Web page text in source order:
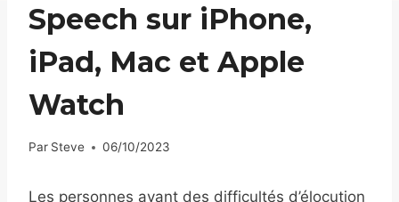
Speech sur iPhone,
iPad, Mac et Apple
Watch
Par Steve 06/10/2023
Les personnes ayant des difficultés d’élocution